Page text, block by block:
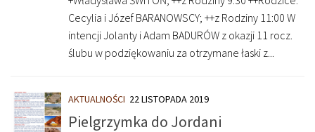
Cecylia i Józef BARANOWSCY; ++z Rodziny 11:00 W
intencji Jolanty i Adam BADURÓW z okazji 11 rocz.
ślubu w podziękowaniu za otrzymane łaski z...
AKTUALNOŚCI 22 LISTOPADA 2019
Pielgrzymka do Jordani